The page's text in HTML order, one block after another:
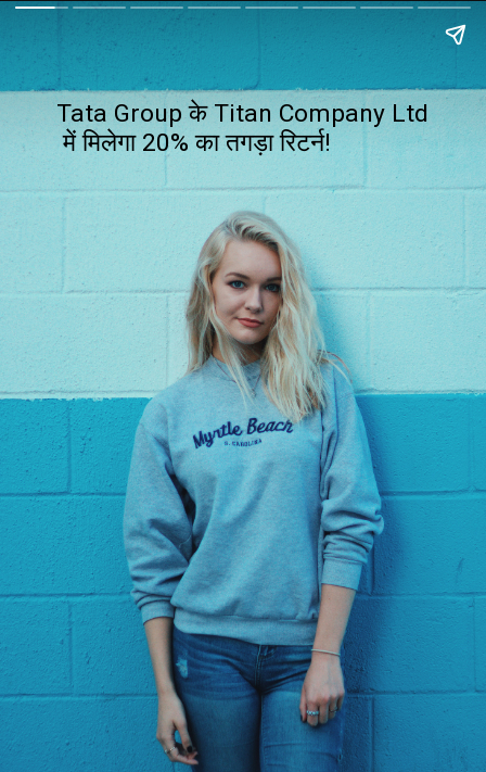
Tata Group के Titan Company Ltd
में मिलेगा 20% का तगड़ा रिटर्न!